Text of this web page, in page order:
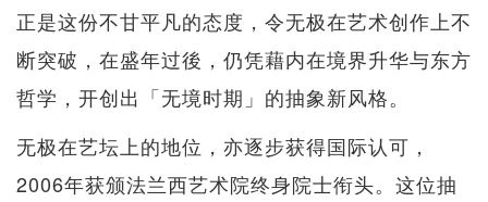
正是这份不甘平凡的态度，令无极在艺术创作上不
断突破，在盛年过後，仍凭藉内在境界升华与东方
哲学，开创出「无境时期」的抽象新风格。
无极在艺坛上的地位，亦逐步获得国际认可，
2006年获颁法兰西艺术院终身院士衔头。这位抽